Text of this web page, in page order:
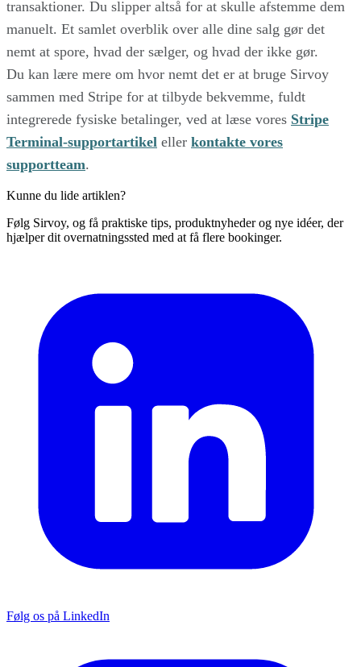
transaktioner. Du slipper altså for at skulle afstemme dem
manuelt. Et samlet overblik over alle dine salg gør det
nemt at spore, hvad der sælger, og hvad der ikke gør.
Du kan lære mere om hvor nemt det er at bruge Sirvoy
sammen med Stripe for at tilbyde bekvemme, fuldt
integrerede fysiske betalinger, ved at læse vores Stripe
Terminal-supportartikel eller kontakte vores
supportteam.
Kunne du lide artiklen?
Følg Sirvoy, og få praktiske tips, produktnyheder og nye idéer, der
hjælper dit overnatningssted med at få flere bookinger.
Følg os på LinkedIn